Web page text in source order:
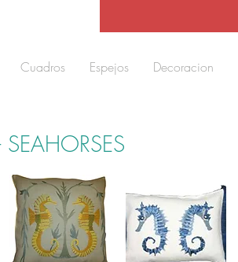
Cuadros Espejos Decoracion